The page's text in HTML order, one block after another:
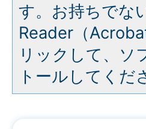
す。お持ちでな
Reader（
リックして、ソ
トールしてくだ